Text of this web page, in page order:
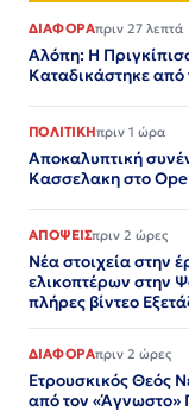
ΔΙΑΦΟΡΑπριν 27 λεπτά
Αλόπη: Η
Καταδικάστηκε από
ΠΟΛΙΤΙΚΗπριν 1 ώρα
Αποκαλυπτική
Κασσελακη στο
ΑΠΟΨΕΙΣπριν 2 ώρες
Νέα στοιχεία στην
ελικοπτέρων στην
πλήρες βίντεο
ΔΙΑΦΟΡΑπριν 2 ώρες
Ετρουσκικός Θεός
από τον «Άγνωστο»